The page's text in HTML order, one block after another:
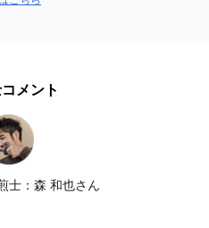
メント
士：森 和也さん